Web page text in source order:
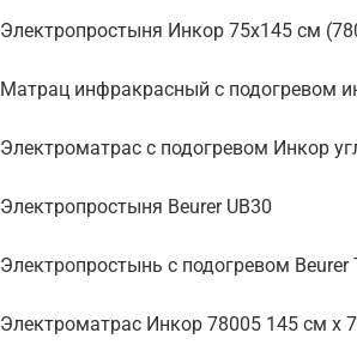
Электропростыня Инкор 75х145 см
Матрац инфракрасный с подогревом
Электроматрас с подогревом Инкор
Электропростыня Beurer UB30
Электропростынь с подогревом Beurer
Электроматрас Инкор 78005 145 см х